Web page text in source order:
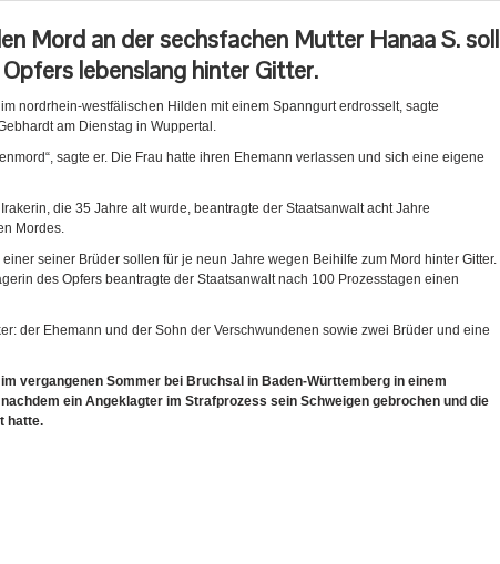
Mord an der sechsfachen Mutter Hanaa S. soll
lebenslang hinter Gitter.
nordrhein-westfälischen Hilden mit einem Spanngurt erdrosselt, sagte
am Dienstag in Wuppertal.
sagte er. Die Frau hatte ihren Ehemann verlassen und sich eine eigene
die 35 Jahre alt wurde, beantragte der Staatsanwalt acht Jahre
Mordes.
seiner Brüder sollen für je neun Jahre wegen Beihilfe zum Mord hinter Gitter.
des Opfers beantragte der Staatsanwalt nach 100 Prozesstagen einen
der Ehemann und der Sohn der Verschwundenen sowie zwei Brüder und eine
vergangenen Sommer bei Bruchsal in Baden-Württemberg in einem
ein Angeklagter im Strafprozess sein Schweigen gebrochen und die
hatte.